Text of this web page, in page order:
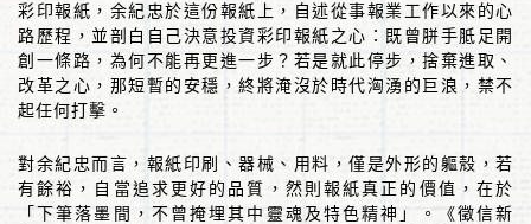
彩印報紙，余紀忠於這份報紙上，自述從事報業工作以來的心
路歷程，並剖白自己決意投資彩印報紙之心：既曾胼手胝足開
創一條路，為何不能再更進一步？若是就此停步，捨棄進取、
改革之心，那短暫的安穩，終將淹沒於時代洶湧的巨浪，禁不
起任何打擊。
對余紀忠而言，報紙印刷、器械、用料，僅是外形的軀殼，若
有餘裕，自當追求更好的品質，然則報紙真正的價值，在於
「下筆落墨間，不曾掩埋其中靈魂及特色精神」。《徵信新